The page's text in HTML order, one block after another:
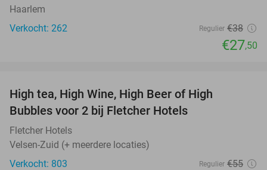
Haarlem
Verkocht: 262
Regulier €38
€27,50
High tea, High Wine, High Beer of High
Bubbles voor 2 bij Fletcher Hotels
Fletcher Hotels
Velsen-Zuid (+ meerdere locaties)
Verkocht: 803
Regulier €55